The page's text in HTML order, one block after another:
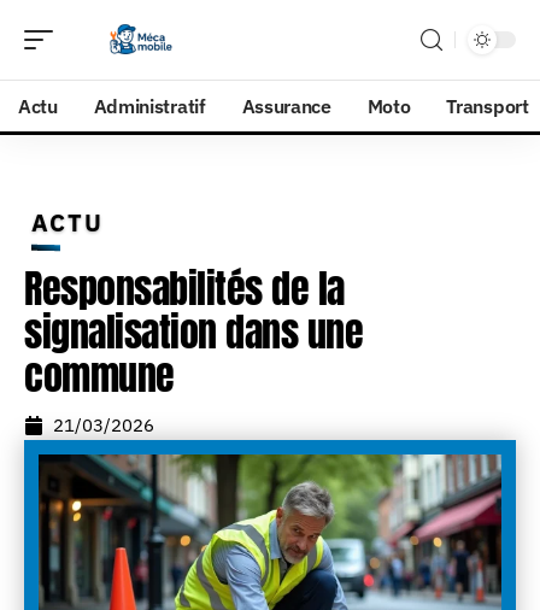
Actu Administratif Assurance Moto Transport
ACTU
Responsabilités de la
signalisation dans une
commune
21/03/2026